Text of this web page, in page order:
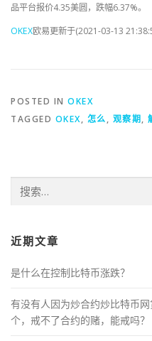
品平台报价4.35美圆，跌幅6.37%。
OKEX欧易更新于(2021-03-13
POSTED IN OKEX
TAGGED OKEX, 怎么, 观察期,
索：
近期文章
是什么在控制比特币涨跌？
有没有人因为炒合约炒比特币
个，戒不了合约的赌，能戒吗？